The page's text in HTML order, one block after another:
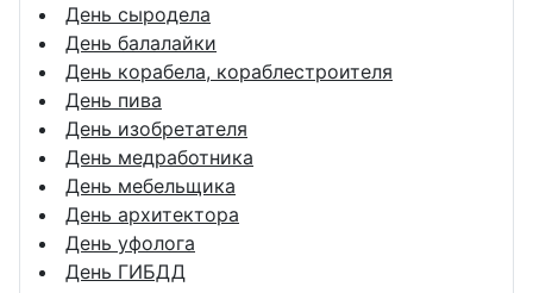
День сыродела
День балалайки
День корабела, кораблестроителя
День пива
День изобретателя
День медработника
День мебельщика
День архитектора
День уфолога
День ГИБДД